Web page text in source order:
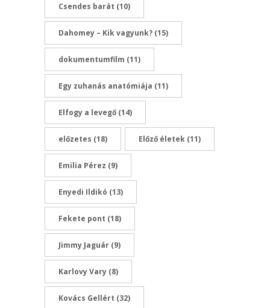
Csendes barát (10)
Dahomey – Kik vagyunk? (15)
dokumentumfilm (11)
Egy zuhanás anatómiája (11)
Elfogy a levegő (14)
előzetes (18) Előző életek (11)
Emilia Pérez (9)
Enyedi Ildikó (13)
Fekete pont (18)
Jimmy Jaguár (9)
Karlovy Vary (8)
Kovács Gellért (32)